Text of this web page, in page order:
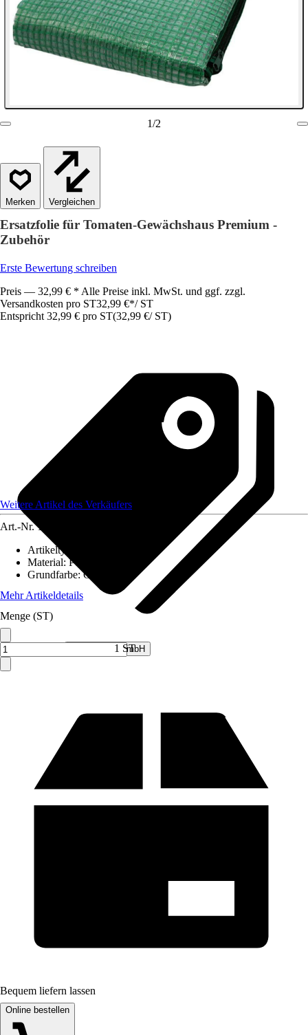
1/2
Vergleichen
Ersatzfolie für Tomaten-Gewächshaus Premium -
Zubehör
Erste Bewertung schreiben
Preis — 32,99 € * Alle Preise inkl. MwSt. und ggf. zzgl.
Versandkosten pro ST32,99 €*/ ST
Entspricht 32,99 € pro ST(32,99 €/ ST)
Verkauf durch: V&V Online GmbH
Weitere Artikel des Verkäufers
Art.-Nr. 12425451
Artikeltyp
Material:Polyethylen (PE)
Grundfarbe:Grün
Mehr Artikeldetails
Menge (ST)
1 ST
Bequem liefern lassen
Online bestellen